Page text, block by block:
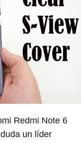
Redmi Note 6
un líder